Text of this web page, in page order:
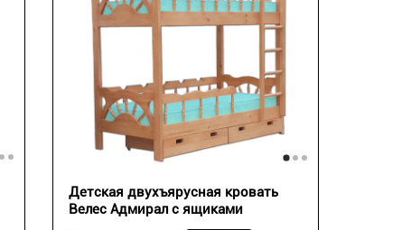
Детская двухъярусная кровать
Велес Адмирал с ящиками